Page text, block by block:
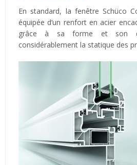
En standard, la fenêtre Schüco
équipée d’un renfort en acier
grâce à sa forme et son
considérablement la statique des